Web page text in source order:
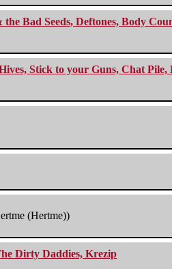
Bad Seeds, Deftones, Body
Stick to your Guns, Chat Pile,
(Hertme))
Dirty Daddies, Krezip